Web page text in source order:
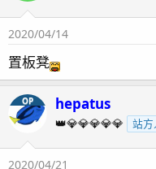
主缸尺寸
長213x寬38x高48
水量250公升
外部缸尺寸
長112x寬69x高48
2020/04/14
置板凳
OP hepatus
👑💎💎💎💎💎 站方
2020/04/21